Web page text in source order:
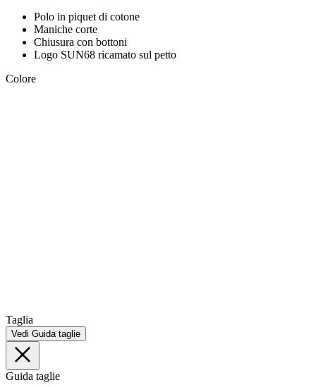
Polo in piquet di cotone
Maniche corte
Chiusura con bottoni
Logo SUN68 ricamato sul petto
Colore
Taglia
Vedi Guida taglie
Guida taglie